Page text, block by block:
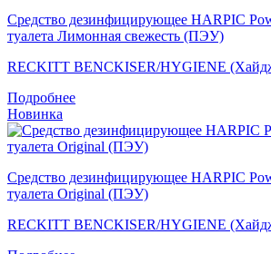
Средство дезинфицирующее HARPIC
туалета Лимонная свежесть (ПЭУ)
RECKITT BENCKISER/HYGIENE
Подробнее
Новинка
Средство дезинфицирующее HARPIC
туалета Original (ПЭУ)
RECKITT BENCKISER/HYGIENE